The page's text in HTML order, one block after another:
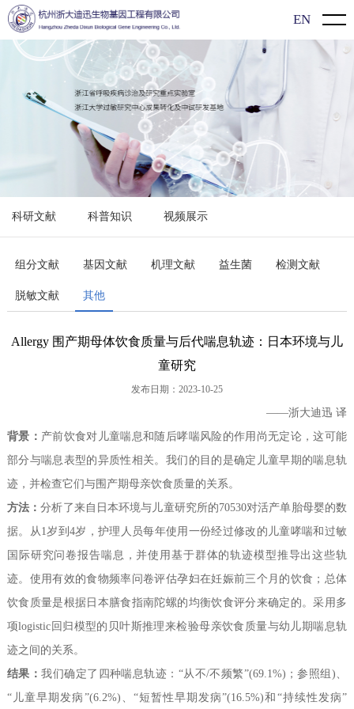
EN
科研文献 科普知识 视频展示
组分文献 基因文献 机理文献 益生菌 检测文献
脱敏文献 其他
Allergy 围产期母体饮食质量与后代喘息轨迹：日本环境与儿
童研究
发布日期：2023-10-25
——浙大迪迅 译
背景： 产前饮食对儿童喘息和随后哮喘风险的作用尚无定论，这可能
部分与喘息表型的异质性相关。我们的目的是确定儿童早期的喘息轨
迹，并检查它们与围产期母亲饮食质量的关系。
方法：分析了来自日本环境与儿童研究所的70530对活产单胎母婴的数
据。从1岁到4岁，护理人员每年使用一份经过修改的儿童哮喘和过敏
国际研究问卷报告喘息，并使用基于群体的轨迹模型推导出这些轨
迹。使用有效的食物频率问卷评估孕妇在妊娠前三个月的饮食；总体
饮食质量是根据日本膳食指南陀螺的均衡饮食评分来确定的。采用多
项logistic回归模型的贝叶斯推理来检验母亲饮食质量与幼儿期喘息轨
迹之间的关系。
结果：我们确定了四种喘息轨迹：“从不/不频繁”(69.1%)；参照组)、
“儿童早期发病”(6.2%)、“短暂性早期发病”(16.5%)和“持续性发病”
关于我们
公司介绍
企业文化
发展历程
新闻动态
企业动态
展会信息
行业动态
产品介绍
新型冠状病毒（2019-nCoV）检测系列
过敏原特异性抗体IgE检测系列
食物特异性抗体IgG/lgG4检测系列
单组分过敏原检测系列
产品专属设备--高通量全自动免疫印迹仪及判读软件
过敏知识
科研文献
科普知识
联系方式